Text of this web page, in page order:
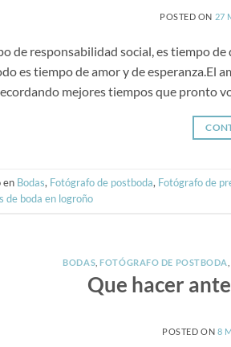
POSTED ON 27
de responsabilidad social, es tiempo
es tiempo de amor y de esperanza.El
mejores tiempos que pronto
en Bodas, Fotógrafo de postboda, Fotógrafo de
de boda en logroño
BODAS ,FOTÓGRAFO DE POSTBODA
Que hacer
POSTED ON 8